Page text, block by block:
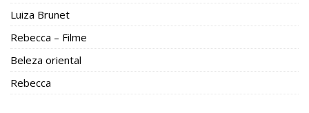
Luiza Brunet
Rebecca – Filme
Beleza oriental
Rebecca